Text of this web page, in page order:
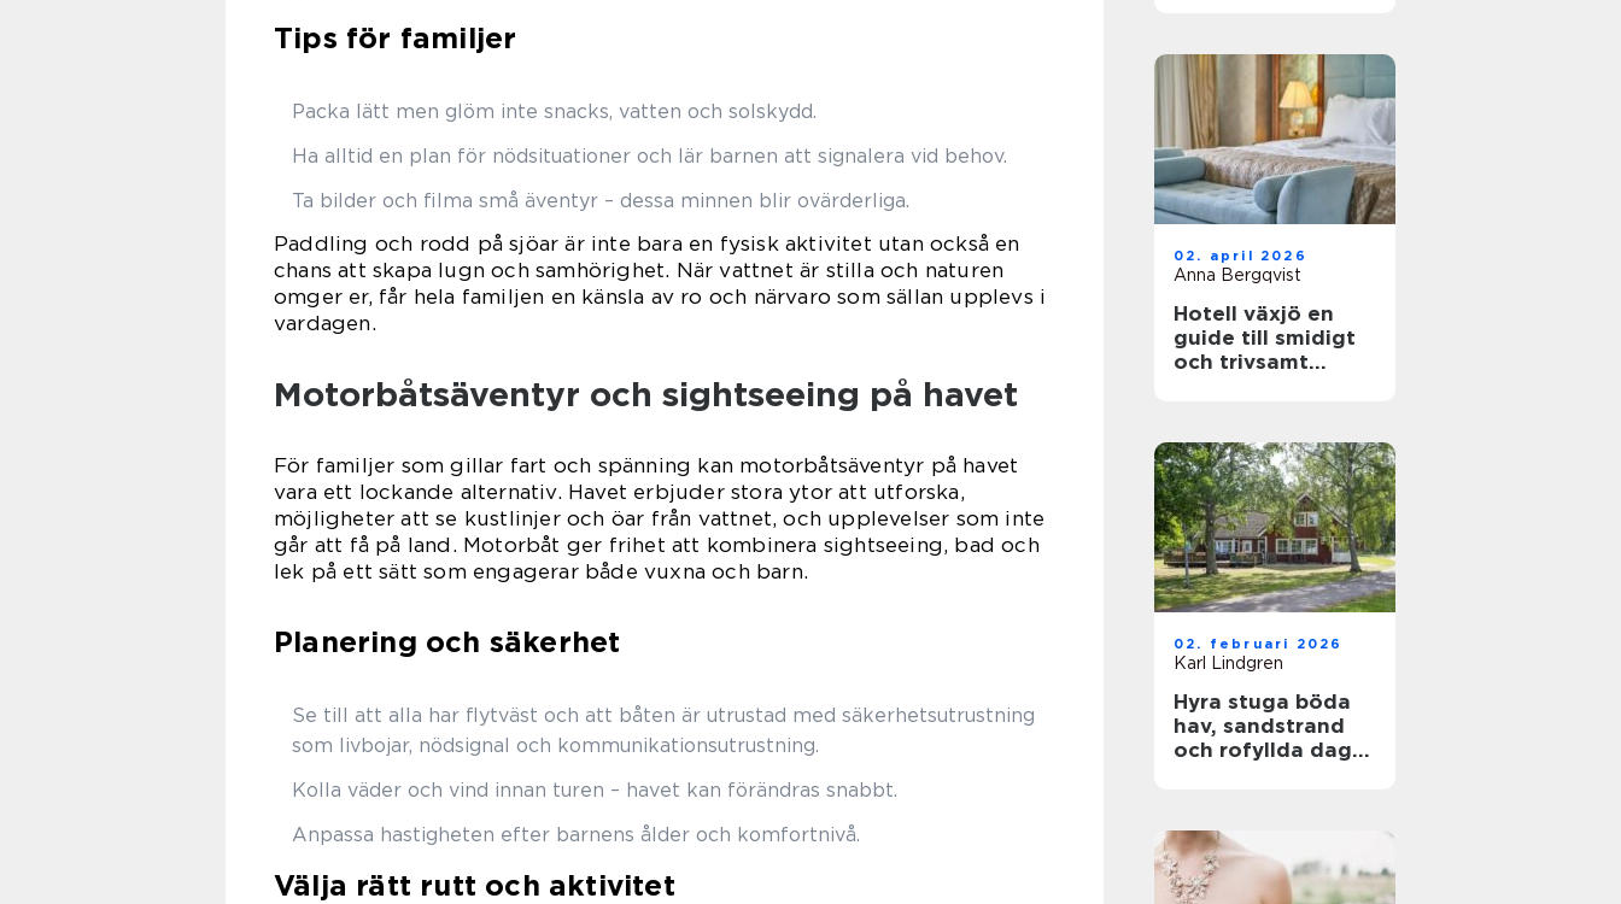
Tips för familjer
Packa lätt men glöm inte snacks, vatten och solskydd.
Ha alltid en plan för nödsituationer och lär barnen att signalera vid behov.
Ta bilder och filma små äventyr – dessa minnen blir ovärderliga.
Paddling och rodd på sjöar är inte bara en fysisk aktivitet utan också en
chans att skapa lugn och samhörighet. När vattnet är stilla och naturen
omger er, får hela familjen en känsla av ro och närvaro som sällan upplevs i
vardagen.
Motorbåtsäventyr och sightseeing på havet
För familjer som gillar fart och spänning kan motorbåtsäventyr på havet
vara ett lockande alternativ. Havet erbjuder stora ytor att utforska,
möjligheter att se kustlinjer och öar från vattnet, och upplevelser som inte
går att få på land. Motorbåt ger frihet att kombinera sightseeing, bad och
lek på ett sätt som engagerar både vuxna och barn.
Planering och säkerhet
Se till att alla har flytväst och att båten är utrustad med säkerhetsutrustning
som livbojar, nödsignal och kommunikationsutrustning.
Kolla väder och vind innan turen – havet kan förändras snabbt.
Anpassa hastigheten efter barnens ålder och komfortnivå.
Välja rätt rutt och aktivitet
02. april 2026
Anna Bergqvist
Hotell växjö en
guide till smidigt
och trivsamt
02. februari 2026
Karl Lindgren
Hyra stuga böda
hav, sandstrand
och rofyllda dagar